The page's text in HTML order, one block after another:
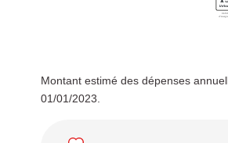
Montant estimé des dépenses
01/01/2023.